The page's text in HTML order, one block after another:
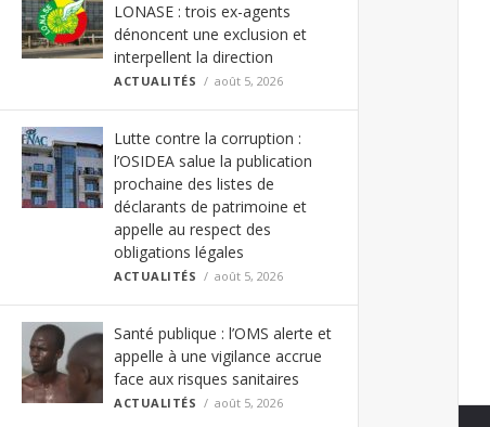
LONASE : trois ex-agents
dénoncent une exclusion et
interpellent la direction
ACTUALITÉS août 5, 2026
Lutte contre la corruption :
l’OSIDEA salue la publication
prochaine des listes de
déclarants de patrimoine et
appelle au respect des
obligations légales
ACTUALITÉS août 5, 2026
Santé publique : l’OMS alerte et
appelle à une vigilance accrue
face aux risques sanitaires
ACTUALITÉS août 5, 2026